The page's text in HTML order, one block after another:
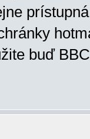
buď